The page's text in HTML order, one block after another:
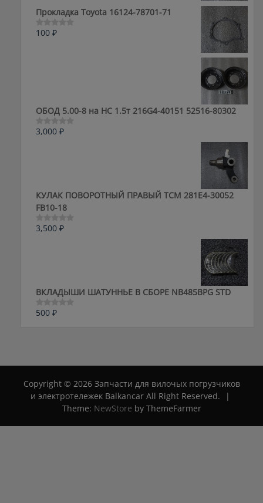
5
Прокладка Toyota 16124-78701-71
Оценка
100 ₽
ОБОД 5.00-8 на HC 1.5т 216G4-40151 52516-80302
Оценка
3,000 ₽
КУЛАК ПОВОРОТНЫЙ ПРАВЫЙ ТСМ 281E4-30052
FB10-18
Оценка
3,500 ₽
ВКЛАДЫШИ ШАТУННЬЕ В СБОРЕ NB485BPG STD
Оценка
500 ₽
Copyright © 2026 Запчасти для вилочых погрузчиков
и электротележек Balkancar All Right Reserved.
|
Theme: NewStore by ThemeFarmer